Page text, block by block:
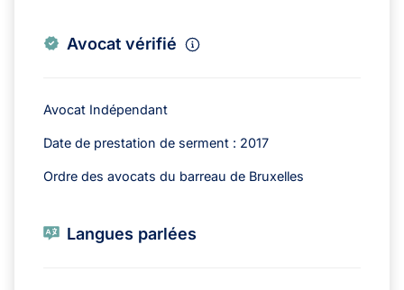
Avocat vérifié
Avocat Indépendant
Date de prestation de serment : 2017
Ordre des avocats du barreau de Bruxelles
Langues parlées